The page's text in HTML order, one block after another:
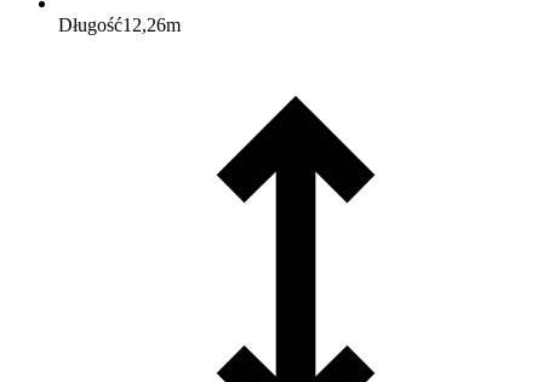
Długość12,26m